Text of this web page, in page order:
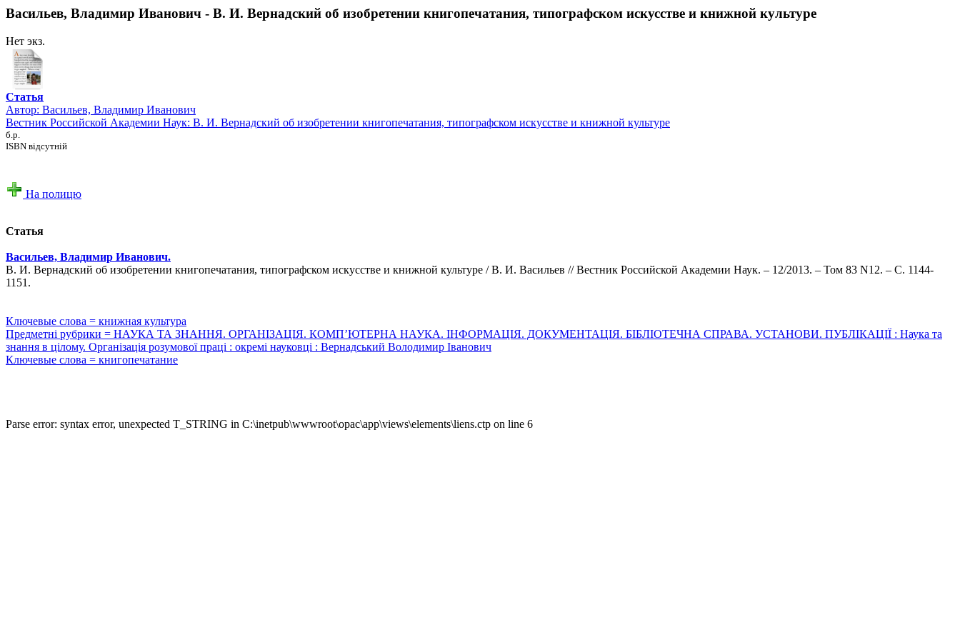
Васильев, Владимир Иванович - В. И. Вернадский об изобретении книгопечатания, типографском искусстве и книжной культуре
Нет экз.
Статья
Автор: Васильев, Владимир Иванович
Вестник Российской Академии Наук: В. И. Вернадский об изобретении книгопечатания, типографском искусстве и книжной культуре
б.р.
ISBN відсутній
На полицю
Статья
Васильев, Владимир Иванович.
В. И. Вернадский об изобретении книгопечатания, типографском искусстве и книжной культуре / В. И. Васильев // Вестник Российской Академии Наук. – 12/2013. – Том 83 N12. – С. 1144-
1151.
Ключевые слова = книжная культура
Предметні рубрики = НАУКА ТА ЗНАННЯ. ОРГАНІЗАЦІЯ. КОМПʼЮТЕРНА НАУКА. ІНФОРМАЦІЯ. ДОКУМЕНТАЦІЯ. БІБЛІОТЕЧНА СПРАВА. УСТАНОВИ. ПУБЛІКАЦІЇ : Наука та
знання в цілому. Організація розумової праці : окремі науковці : Вернадський Володимир Іванович
Ключевые слова = книгопечатание
Parse error: syntax error, unexpected T_STRING in C:\inetpub\wwwroot\opac\app\views\elements\liens.ctp on line 6